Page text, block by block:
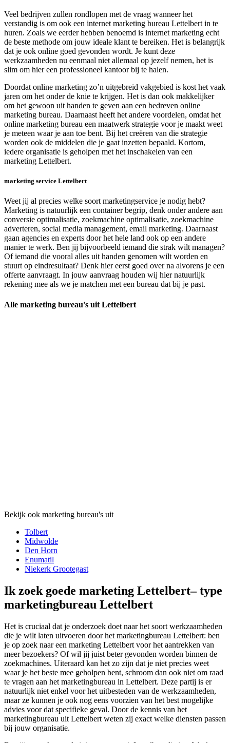
Veel bedrijven zullen rondlopen met de vraag wanneer het
verstandig is om ook een internet marketing bureau Lettelbert in te
huren. Zoals we eerder hebben benoemd is internet marketing echt
de beste methode om jouw ideale klant te bereiken. Het is belangrijk
dat je ook online goed gevonden wordt. Je kunt deze
werkzaamheden nu eenmaal niet allemaal op jezelf nemen, het is
slim om hier een professioneel kantoor bij te halen.
Doordat online marketing zo’n uitgebreid vakgebied is kost het vaak
jaren om het onder de knie te krijgen. Het is dan ook makkelijker
om het gewoon uit handen te geven aan een bedreven online
marketing bureau. Daarnaast heeft het andere voordelen, omdat het
online marketing bureau een maatwerk strategie voor je maakt weet
je meteen waar je aan toe bent. Bij het creëren van die strategie
worden ook de middelen die je gaat inzetten bepaald. Kortom,
iedere organisatie is geholpen met het inschakelen van een
marketing Lettelbert.
marketing service Lettelbert
Weet jij al precies welke soort marketingservice je nodig hebt?
Marketing is natuurlijk een container begrip, denk onder andere aan
conversie optimalisatie, zoekmachine optimalisatie, zoekmachine
adverteren, social media management, email marketing. Daarnaast
gaan agencies en experts door het hele land ook op een andere
manier te werk. Ben jij bijvoorbeeld iemand die strak wilt managen?
Of iemand die vooral alles uit handen genomen wilt worden en
stuurt op eindresultaat? Denk hier eerst goed over na alvorens je een
offerte aanvraagt. In jouw aanvraag houden wij hier natuurlijk
rekening mee als we je matchen met een bureau dat bij je past.
Alle marketing bureau's uit Lettelbert
Bekijk ook marketing bureau's uit
Tolbert
Midwolde
Den Horn
Enumatil
Niekerk Grootegast
Ik zoek goede marketing Lettelbert– type
marketingbureau Lettelbert
Het is cruciaal dat je onderzoek doet naar het soort werkzaamheden
die je wilt laten uitvoeren door het marketingbureau Lettelbert: ben
je op zoek naar een marketing Lettelbert voor het aantrekken van
meer bezoekers? Of wil jij juist beter gevonden worden binnen de
zoekmachines. Uiteraard kan het zo zijn dat je niet precies weet
waar je het beste mee geholpen bent, schroom dan ook niet om raad
te vragen aan het marketingbureau in Lettelbert. Deze partij is er
natuurlijk niet enkel voor het uitbesteden van de werkzaamheden,
maar ze kunnen je ook nog eens voorzien van het best mogelijke
advies voor dat specifieke geval. Door de kennis van het
marketingbureau uit Lettelbert weten zij exact welke diensten passen
bij jouw organisatie.